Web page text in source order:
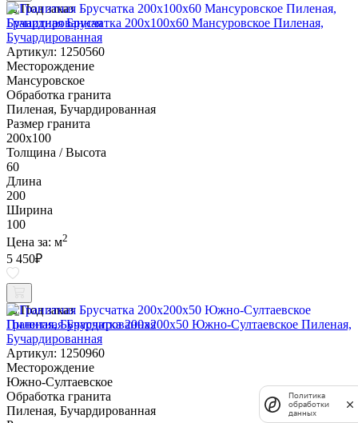
Под заказ
Гранитная Брусчатка 200х100x60 Мансуровское Пиленая,
Бучардированная
Артикул: 1250560
Месторождение
Мансуровское
Обработка гранита
Пиленая, Бучардированная
Размер гранита
200х100
Толщина / Высота
60
Длина
200
Ширина
100
Цена за: м2
5 450₽
Под заказ
Гранитная Брусчатка 200х200x50 Южно-Султаевское Пиленая,
Бучардированная
Артикул: 1250960
Месторождение
Южно-Султаевское
Обработка гранита
Пиленая, Бучардированная
Политика
обработки
данных